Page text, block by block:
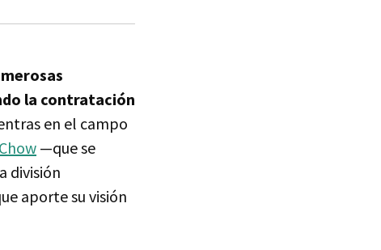
la contratación
en el campo
—que se
división
aporte su visión